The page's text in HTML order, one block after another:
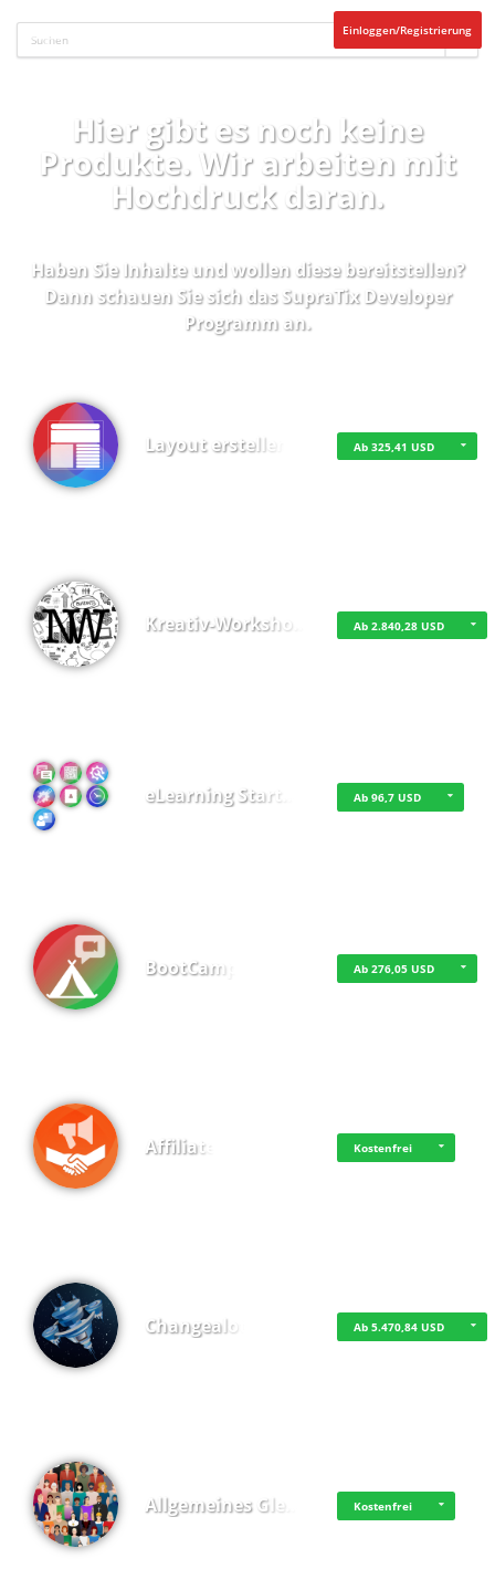
Einloggen/Registrierung
Hier gibt es noch keine
Produkte. Wir arbeiten mit
Hochdruck daran.
Haben Sie Inhalte und wollen diese bereitstellen?
Dann schauen Sie sich das SupraTix Developer
Programman.
Layout erstellen Ab 325,41 USD
Kreativ-Worksho… Ab 2.840,28 USD
eLearning Start… Ab 96,7 USD
BootCamp Ab 276,05 USD
Affiliate Kostenfrei
Changealot Ab 5.470,84 USD
Allgemeines Gle… Kostenfrei